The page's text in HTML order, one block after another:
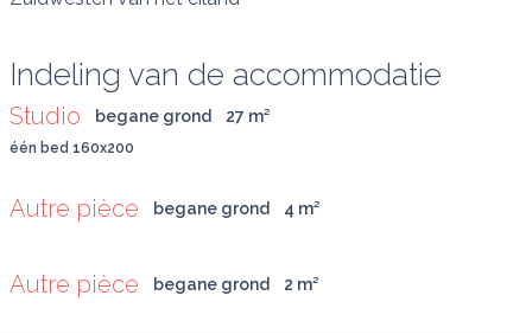
Indeling van de accommodatie
Studio begane grond 27 m²
één bed 160x200
Autre pièce begane grond 4 m²
Autre pièce begane grond 2 m²